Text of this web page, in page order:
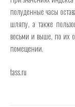
полуденные часы
шляпу, а также
восьми и выше, по их
помещении.
tass.ru